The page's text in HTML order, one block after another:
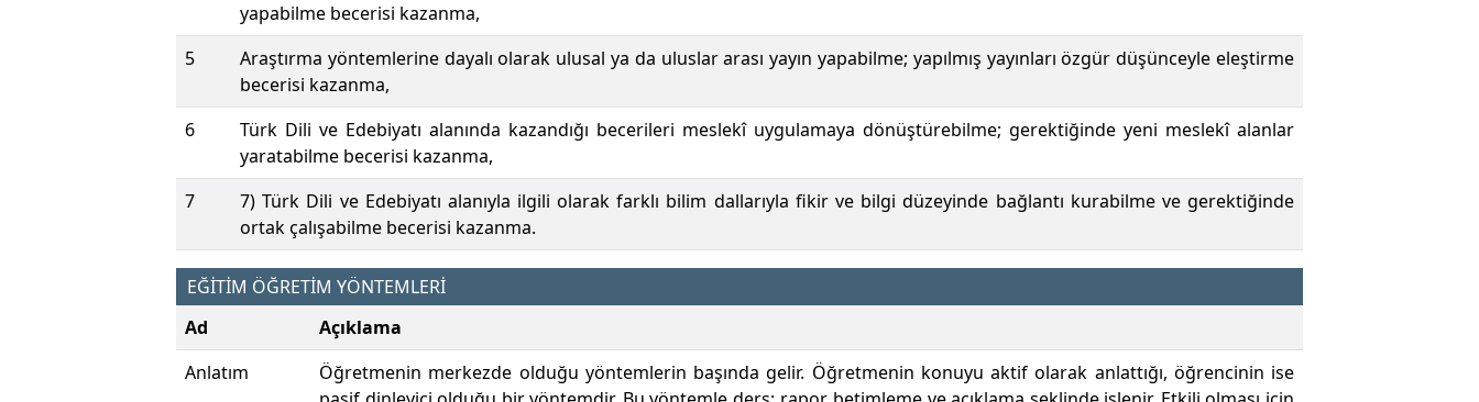
yapabilme becerisi kazanma,
5
Araştırma yöntemlerine dayalı olarak ulusal ya da uluslar arası yayın yapabilme; yapılmış yayınları özgür düşünceyle eleştirme
becerisi kazanma,
6
Türk Dili ve Edebiyatı alanında kazandığı becerileri meslekî uygulamaya dönüştürebilme; gerektiğinde yeni meslekî alanlar
yaratabilme becerisi kazanma,
7
7) Türk Dili ve Edebiyatı alanıyla ilgili olarak farklı bilim dallarıyla fikir ve bilgi düzeyinde bağlantı kurabilme ve gerektiğinde
ortak çalışabilme becerisi kazanma.
EĞİTİM ÖĞRETİM YÖNTEMLERİ
Ad
Açıklama
Anlatım
Öğretmenin merkezde olduğu yöntemlerin başında gelir. Öğretmenin konuyu aktif olarak anlattığı, öğrencinin ise